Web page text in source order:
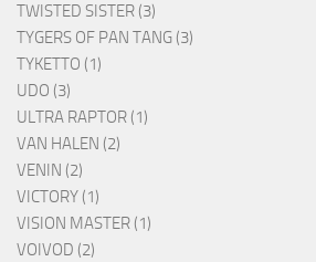
TWISTED SISTER (3)
TYGERS OF PAN TANG (3)
TYKETTO (1)
UDO (3)
ULTRA RAPTOR (1)
VAN HALEN (2)
VENIN (2)
VICTORY (1)
VISION MASTER (1)
VOIVOD (2)